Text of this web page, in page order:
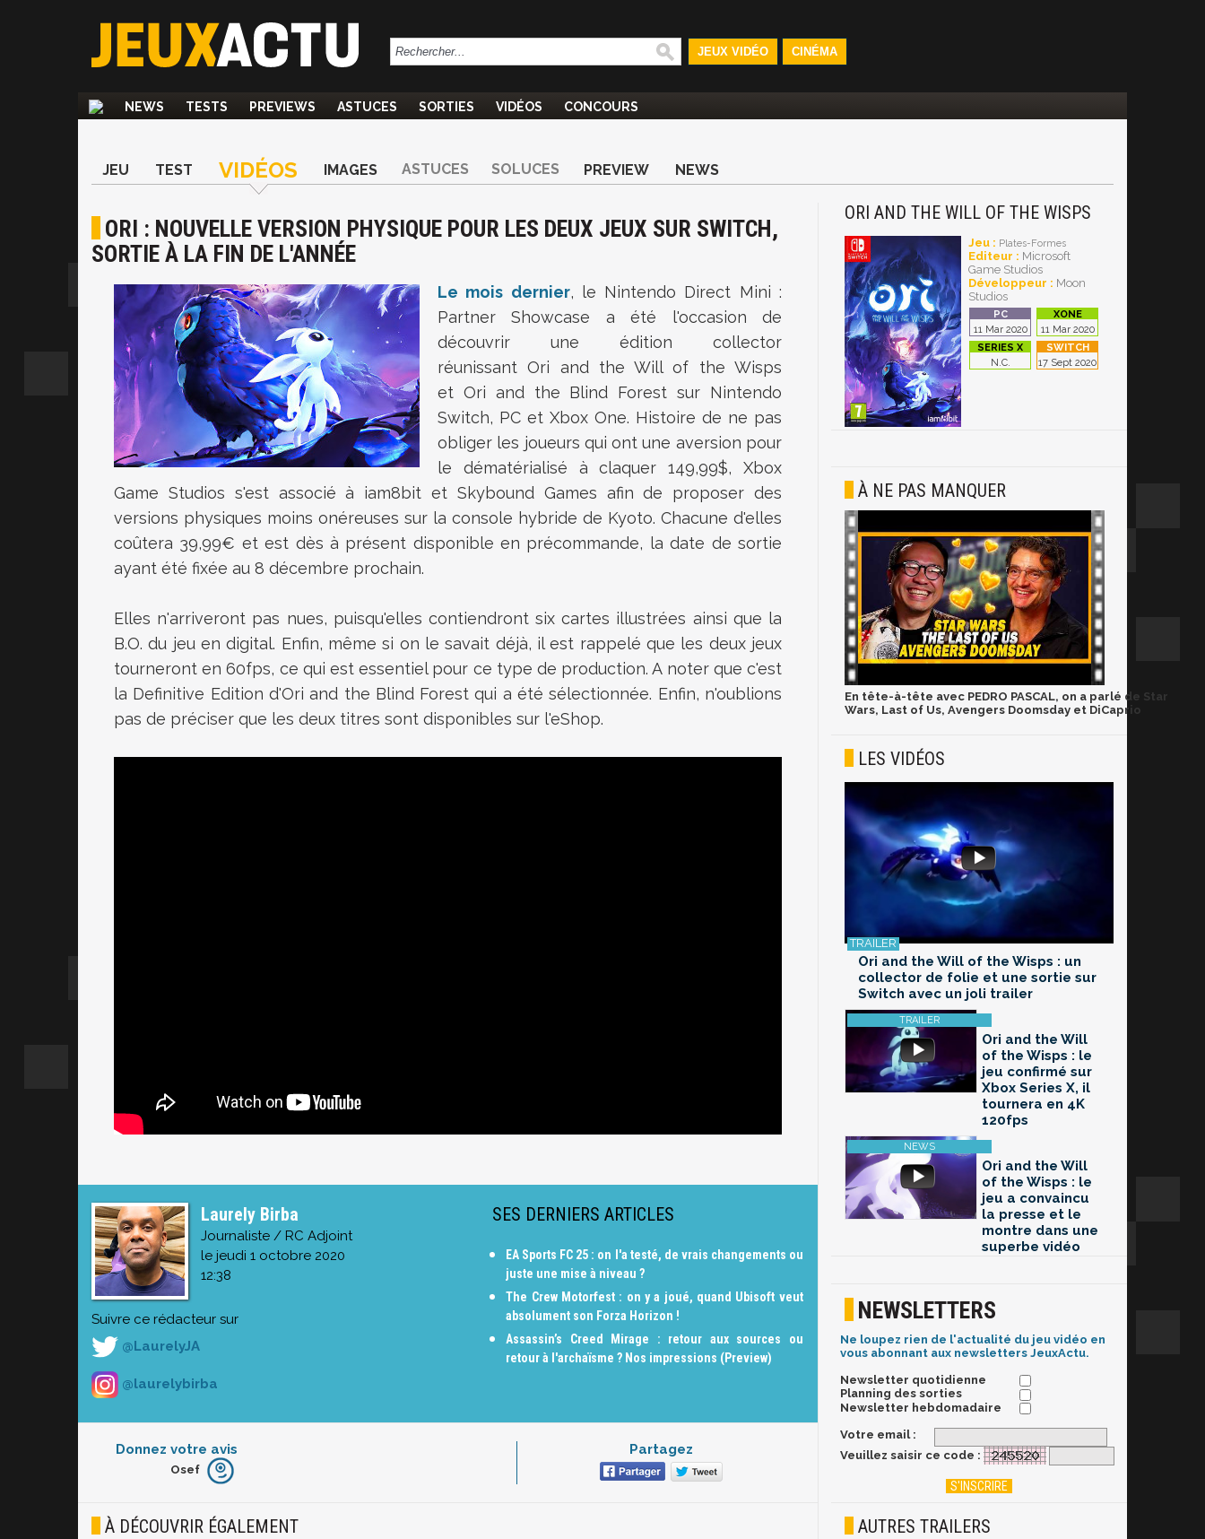
JEUX VIDÉO CINÉMA
NEWS TESTS PREVIEWS ASTUCES SORTIES VIDÉOS CONCOURS
JEU TEST VIDÉOS IMAGES ASTUCES SOLUCES PREVIEW NEWS
ORI : NOUVELLE VERSION PHYSIQUE POUR LES DEUX JEUX SUR SWITCH,
SORTIE À LA FIN DE L'ANNÉE
Le mois dernier, le Nintendo Direct Mini:
Partner Showcase a été l'occasion de
découvrir une édition collector
réunissantOri and the Will of the Wisps
et Ori and the Blind Forest sur Nintendo
Switch, PC et Xbox One. Histoire de ne pas
obliger les joueurs qui ont une aversion pour
le dématérialisé à claquer 149,99$, Xbox
Game Studios s'est associé à iam8bit et Skybound Games afin de proposer des
versions physiques moins onéreuses sur la console hybride de Kyoto. Chacune d'elles
coûtera 39,99€ et est dès à présent disponible en précommande, la date de sortie
ayant été fixée au 8 décembre prochain.
Elles n'arriveront pas nues, puisqu'elles contiendront six cartes illustrées ainsi que la
B.O. du jeu en digital. Enfin, même si on le savait déjà, il est rappelé que les deux jeux
tourneront en 60fps, ce qui est essentiel pour ce type de production. A noter que c'est
la Definitive Edition d'Ori and the Blind Forest qui a été sélectionnée. Enfin, n'oublions
pas de préciser que les deux titres sont disponibles sur l'eShop.
Laurely Birba
Journaliste / RC Adjoint
le jeudi 1 octobre 2020
12:38
Suivre ce rédacteur sur
@LaurelyJA
@laurelybirba
SES DERNIERS ARTICLES
EA Sports FC 25 : on l'a testé, de vrais changements ou
juste une mise à niveau ?
The Crew Motorfest : on y a joué, quand Ubisoft veut
absolument son Forza Horizon !
Assassin’s Creed Mirage : retour aux sources ou
retour à l'archaïsme ? Nos impressions (Preview)
Donnez votre avis
Furieux
Osef
Partagez
À DÉCOUVRIR ÉGALEMENT
ORI AND THE WILL OF THE WISPS
Jeu : Plates-Formes
Editeur : Microsoft
Game Studios
Développeur : Moon
Studios
11 Mar 2020 11 Mar 2020
N.C. 17 Sept 2020
À NE PAS MANQUER
En tête-à-tête avec PEDRO PASCAL, on a parlé de Star
Wars, Last of Us, Avengers Doomsday et DiCaprio
LES VIDÉOS
Ori and the Will of the Wisps : un
collector de folie et une sortie sur
Switch avec un joli trailer
Ori and the Will
of the Wisps : le
jeu confirmé sur
Xbox Series X, il
tournera en 4K
120fps
Ori and the Will
of the Wisps : le
jeu a convaincu
la presse et le
montre dans une
superbe vidéo
NEWSLETTERS
Ne loupez rien de l'actualité du jeu vidéo en
vous abonnant aux newsletters JeuxActu.
Newsletter quotidienne
Planning des sorties
Newsletter hebdomadaire
Votre email :
Veuillez saisir ce code :
AUTRES TRAILERS